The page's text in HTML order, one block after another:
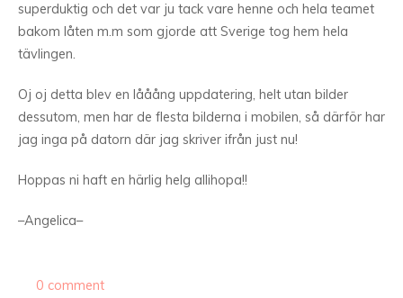
superduktig och det var ju tack vare henne och hela teamet
bakom låten m.m som gjorde att Sverige tog hem hela
tävlingen.
Oj oj detta blev en lååång uppdatering, helt utan bilder
dessutom, men har de flesta bilderna i mobilen, så därför har
jag inga på datorn där jag skriver ifrån just nu!
Hoppas ni haft en härlig helg allihopa!!
–Angelica–
0 comment